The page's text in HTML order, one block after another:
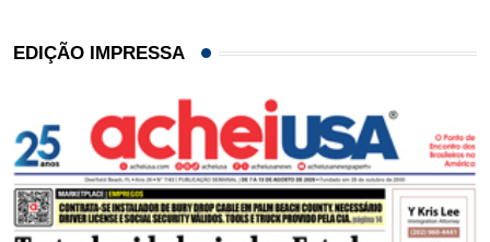
EDIÇÃO IMPRESSA